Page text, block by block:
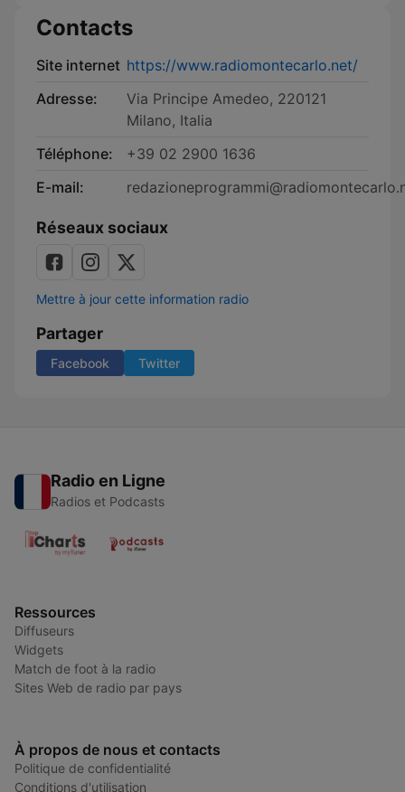
Contacts
Site internet https://www.radiomontecarlo.net/
Adresse:
Via Principe Amedeo, 220121
Milano, Italia
Téléphone:
+39 02 2900 1636
E-mail:
Réseaux sociaux
Mettre à jour cette information radio
Partager
Facebook Twitter
Radio en Ligne
Radios et Podcasts
Ressources
Diffuseurs
Widgets
Match de foot à la radio
Sites Web de radio par pays
À propos de nous et contacts
Politique de confidentialité
Conditions d'utilisation